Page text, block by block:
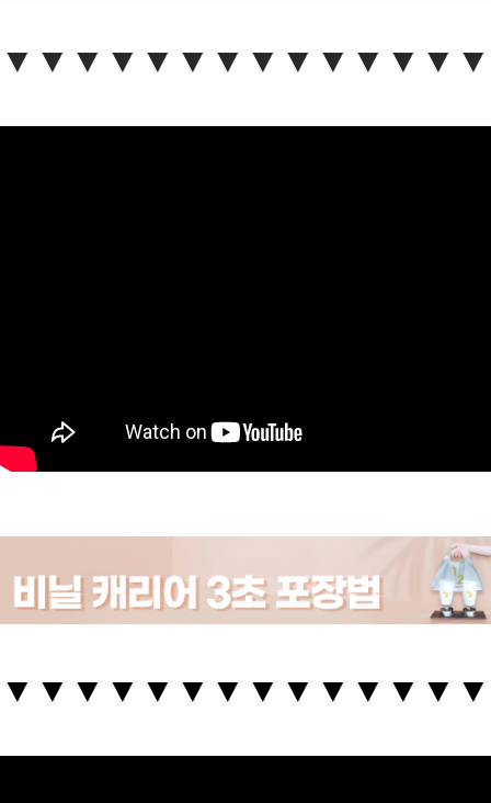
▼▼▼▼▼▼▼▼▼▼▼